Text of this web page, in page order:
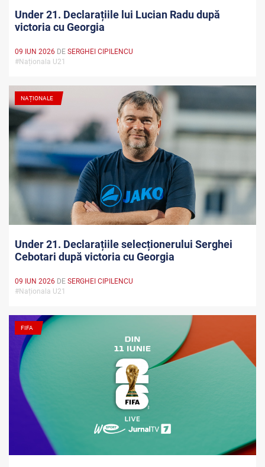
Under 21. Declarațiile lui Lucian Radu după
victoria cu Georgia
09 IUN 2026 DE SERGHEI CIPILENCU
#Naționala U21
NAȚIONALE
Under 21. Declarațiile selecționerului Serghei
Cebotari după victoria cu Georgia
09 IUN 2026 DE SERGHEI CIPILENCU
#Naționala U21
FIFA